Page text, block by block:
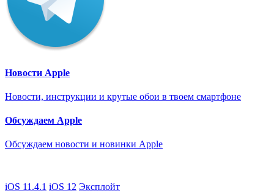
Новости Apple
Новости, инструкции и крутые обои в твоем смартфоне
Обсуждаем Apple
Обсуждаем новости и новинки Apple
iOS 11.4.1 iOS 12 Эксплойт